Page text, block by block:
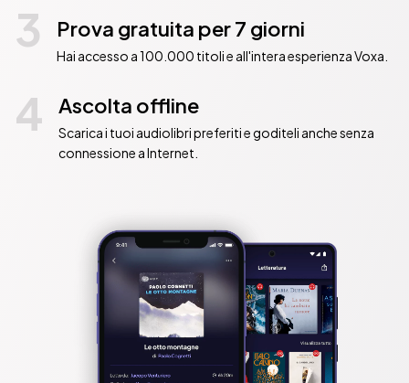
3 Prova gratuita per 7 giorni
Hai accesso a 100.000 titoli e all'intera esperienza Voxa.
4 Ascolta offline
Scarica i tuoi audiolibri preferiti e goditeli anche senza
connessione a Internet.